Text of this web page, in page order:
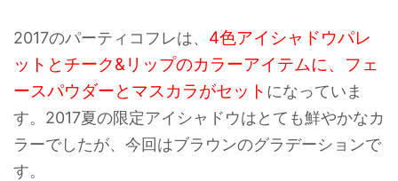
2017のパーティコフレは、 4色アイシャドウパレ
ットとチーク&リップのカラーアイテムに、フェ
ースパウダーとマスカラがセット になっていま
す。2017夏の限定アイシャドウはとても鮮やかなカ
ラーでしたが、今回はブラウンのグラデーションで
す。